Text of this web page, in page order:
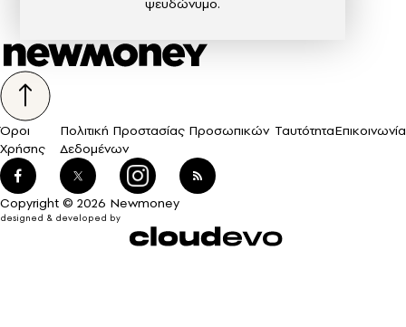
Όροι
Χρήσης
Πολιτική Προστασίας Προσωπικών
Δεδομένων
ΤαυτότηταΕπικοινωνία
Copyright © 2026 Newmoney
designed & developed by